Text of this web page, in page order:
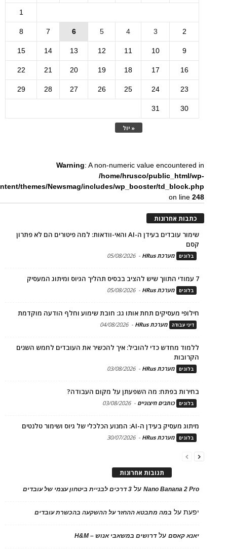
« יול
1
2
3
4
5
6
7
8
9
10
11
12
13
14
15
16
17
18
19
20
21
22
23
24
25
26
27
28
29
30
31
Warning: A non-numeric value encountered in
/home/hrusco/public_html/wp-
themes/Newsmag/includes/wp_booster/td_block.php
on line248
כתבות אחרונות
שימור עובדים בעידן ה-AI והאי-וודאות: למה פיטורים הם לא פתרון
קסם
בלוגים מערכת HRus -
05/08/2026
7 עמודי התווך שיש להציב בבסיס תהליך הגיוס ומיתוג המעסיק
בלוגים מערכת HRus -
05/08/2026
חילופי מעסיקים תחת אותו גג: חובת שימוע וחלף הודעה מוקדמת
דיני עבודה מערכת HRus -
04/08/2026
ללמוד מחדש כדי להוביל: איך להכשיר את העובדים לחמש השנים
הקרובות
בלוגים מערכת HRus -
03/08/2026
בחירות בפתח: מה השפעתן על מקום העבודה?
בלוגים כותבים חיצוניים -
03/08/2026
מיתוג מעסיק בעידן ה-AI: המנוע הכלכלי של גיוס ושימור טלנטים
בלוגים מערכת HRus -
30/07/2026
תגובות אחרונות
Nano Banana 2 Proעל 3 דרכים לבניית ביטחון עצמי של עובדים
יפעתעל במה מתבטא ההחזר על ההשקעה בהכשרת עובדים
יאנא קאסםעלדרושים במשאבי אנוש – H&M